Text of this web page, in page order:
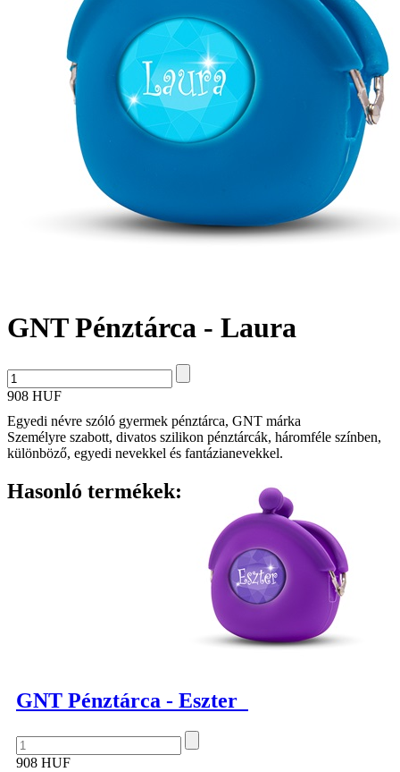
GNT Pénztárca - Laura
908 HUF
Egyedi névre szóló gyermek pénztárca, GNT márka
Személyre szabott, divatos szilikon pénztárcák, háromféle színben,
különböző, egyedi nevekkel és fantázianevekkel.
Hasonló termékek:
GNT Pénztárca - Eszter
908 HUF